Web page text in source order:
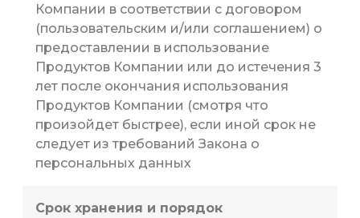
Компании в соответствии с договором
(пользовательским и/или соглашением) о
предоставлении в использование
Продуктов Компании или до истечения 3
лет после окончания использования
Продуктов Компании (смотря что
произойдет быстрее), если иной срок не
следует из требований Закона о
персональных данных
Срок хранения и порядок